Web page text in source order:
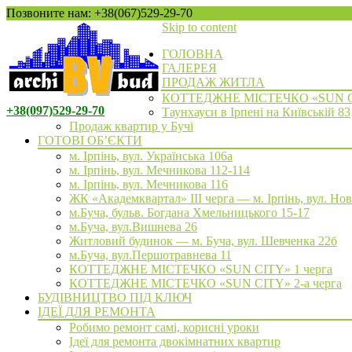
Позвоните нам: +38(067)529-29-70
+38(097)529-29-70
Skip to content
ГОЛОВНА
ГАЛЕРЕЯ
ПРОДАЖ ЖИТЛА
КОТТЕДЖНЕ МІСТЕЧКО «SUN
Таунхауси в Ірпені на Київській 83
Продаж квартир у Бучі
ГОТОВІ ОБ’ЄКТИ
м. Ірпінь, вул. Українська 106а
м. Ірпінь, вул. Мечникова 112-114
м. Ірпінь, вул. Мечникова 116
ЖК «Академквартал» III черга — м. Ірпінь, вул.
м.Буча, бульв. Богдана Хмельницького 15-17
м.Буча, вул.Вишнева 26
Житловий будинок — м. Буча, вул. Шевченка 22б
м.Буча, вул.Першотравнева 11
КОТТЕДЖНЕ МІСТЕЧКО «SUN CITY» 1 черга
КОТТЕДЖНЕ МІСТЕЧКО «SUN CITY» 2-а черга
БУДІВНИЦТВО ПІД КЛЮЧ
ІДЕЇ ДЛЯ РЕМОНТА
Робимо ремонт самі, корисні уроки
Ідеї для ремонта двокімнатних квартир